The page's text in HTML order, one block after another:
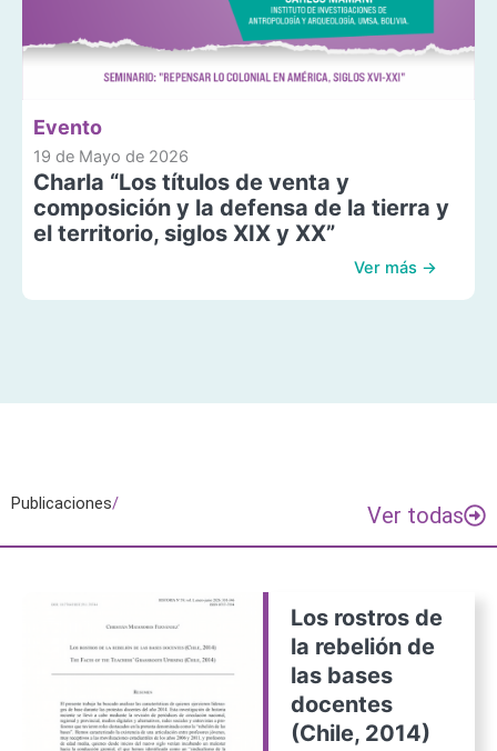
Evento
19 de Mayo de 2026
Charla “Los títulos de venta y
composición y la defensa de la tierra y
el territorio, siglos XIX y XX”
Ver más →
Publicaciones/ Ver todas
Los rostros de
la rebelión de
las bases
docentes
(Chile, 2014)